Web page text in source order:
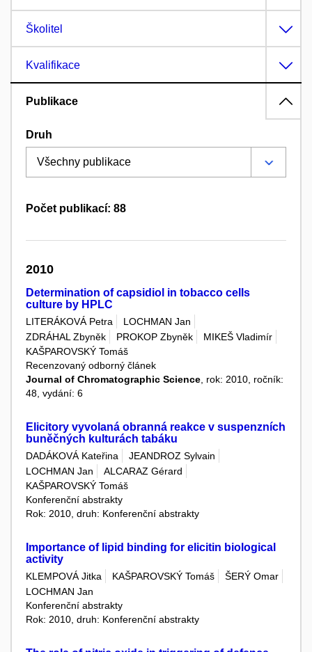
Školitel
Kvalifikace
Publikace
Druh
Počet publikací: 88
2010
Determination of capsidiol in tobacco cells
culture by HPLC
LITERÁKOVÁ Petra
LOCHMAN Jan
ZDRÁHAL Zbyněk
PROKOP Zbyněk
MIKEŠ Vladimír
KAŠPAROVSKÝ Tomáš
Recenzovaný odborný článek
Journal of Chromatographic Science , rok: 2010, ročník:
48, vydání: 6
Elicitory vyvolaná obranná reakce v suspenzních
buněčných kulturách tabáku
DADÁKOVÁ Kateřina
JEANDROZ Sylvain
LOCHMAN Jan
ALCARAZ Gérard
KAŠPAROVSKÝ Tomáš
Konferenční abstrakty
Rok: 2010, druh: Konferenční abstrakty
Importance of lipid binding for elicitin biological
activity
KLEMPOVÁ Jitka KAŠPAROVSKÝ Tomáš
ŠERÝ Omar
LOCHMAN Jan
Konferenční abstrakty
Rok: 2010, druh: Konferenční abstrakty